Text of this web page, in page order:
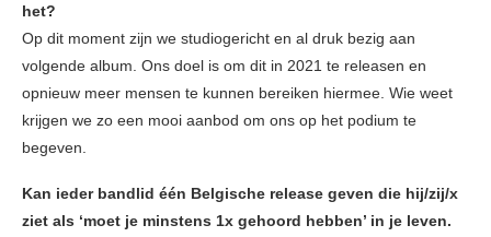
het?
Op dit moment zijn we studiogericht en al druk bezig aan
volgende album. Ons doel is om dit in 2021 te releasen en
opnieuw meer mensen te kunnen bereiken hiermee. Wie weet
krijgen we zo een mooi aanbod om ons op het podium te
begeven.
Kan ieder bandlid één Belgische release geven die hij/zij/x
ziet als ‘moet je minstens 1x gehoord hebben’ in je leven.